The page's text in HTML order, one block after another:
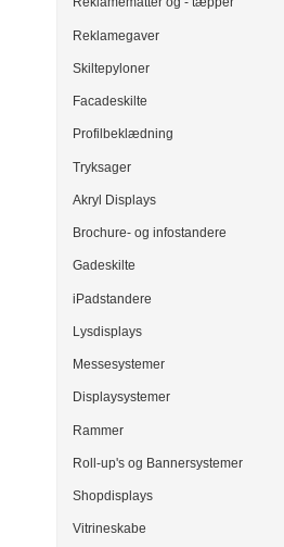
Reklamegaver
Skiltepyloner
Facadeskilte
Profilbeklædning
Tryksager
Akryl Displays
Brochure- og infostandere
Gadeskilte
iPadstandere
Lysdisplays
Messesystemer
Displaysystemer
Rammer
Roll-up's og Bannersystemer
Shopdisplays
Vitrineskabe